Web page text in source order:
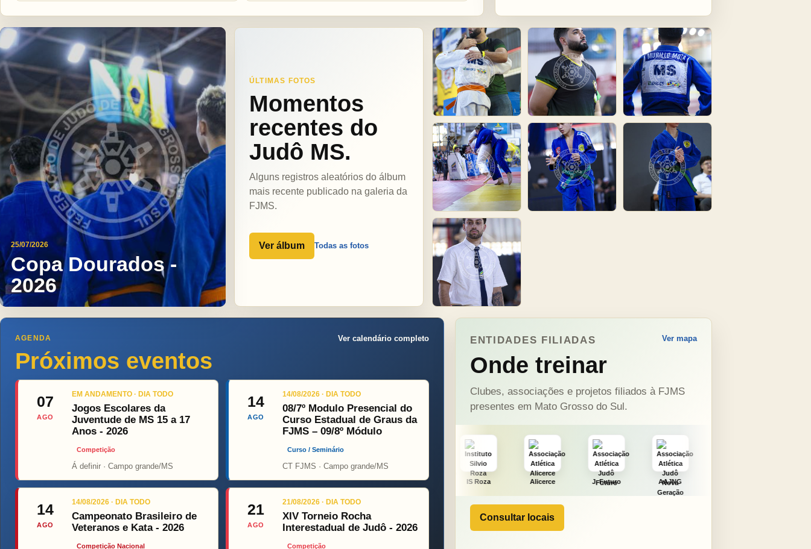
25/07/2026
Copa Dourados -
2026
ÚLTIMAS FOTOS
Momentos
recentes do
Judô MS.
Alguns registros aleatórios do álbum
mais recente publicado na galeria da
FJMS.
Ver álbum Todas as fotos
AGENDA
Próximos eventos
Ver calendário completo
07
AGO
EM ANDAMENTO · DIA TODO
Jogos Escolares da
Juventude de MS 15 a 17
Anos - 2026
Competição
Á definir · Campo grande/MS
14
AGO
14/08/2026 · DIA TODO
08/7º Modulo Presencial do
Curso Estadual de Graus da
FJMS – 09/8º Módulo
Curso / Seminário
CT FJMS · Campo grande/MS
14
AGO
14/08/2026 · DIA TODO
Campeonato Brasileiro de
Veteranos e Kata - 2026
Competição Nacional
21
AGO
21/08/2026 · DIA TODO
XIV Torneio Rocha
Interestadual de Judô - 2026
Competição
ENTIDADES FILIADAS
Onde treinar
Ver mapa
Clubes, associações e projetos filiados à FJMS
presentes em Mato Grosso do Sul.
Top Fight ONÇA PINT PSOPJ IS Roza Alicerce J. Futuro AAJNG TSURU
Consultar locais